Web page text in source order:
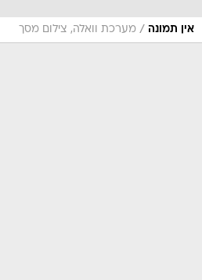
אין תמונה / מערכת וואלה, צילום מסך